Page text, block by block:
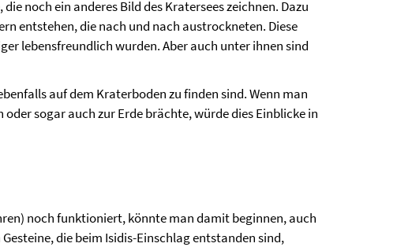
noch ein anderes Bild des Kratersees zeichnen. Dazu
entstehen, die nach und nach austrockneten. Diese
lebensfreundlich wurden. Aber auch unter ihnen sind
auf dem Kraterboden zu finden sind. Wenn man
sogar auch zur Erde brächte, würde dies Einblicke in
noch funktioniert, könnte man damit beginnen, auch
die beim Isidis-Einschlag entstanden sind,